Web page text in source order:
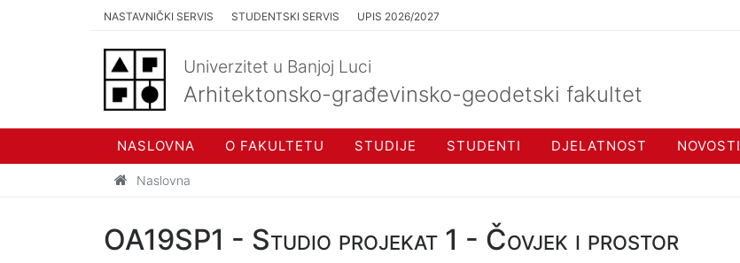
NASTAVNIČKI SERVIS STUDENTSKI SERVIS UPIS 2026/2027
Univerzitet u Banjoj Luci
Arhitektonsko-građevinsko-geodetski fakultet
NASLOVNA O FAKULTETU STUDIJE STUDENTI DJELATNOST NOVOSTI
Naslovna
OA19SP1 - Studio projekat 1 - Čovjek i prostor